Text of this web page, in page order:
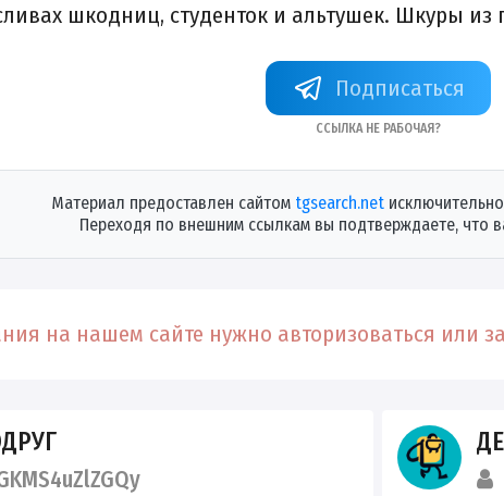
шкодниц, студенток и альтушек. Шкуры
+72ZLYp4QvQM3MDEy
Ссылка не рабочая?
Материал предоставлен сайтом tgsearch.net
Переходя по внешним ссылкам вы подтверждаете, что
на нашем сайте нужно авторизоваться или